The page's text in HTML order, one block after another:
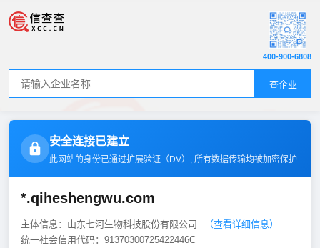
查企业
400-900-6808
安全连接已建立
此网站的身份已通过扩展验证（DV）, 所有数据传输均被加密保护
*.qiheshengwu.com
主体信息：山东七河生物科技股份有限公司
（查看详细信息）
统一社会信用代码：91370300725422446C